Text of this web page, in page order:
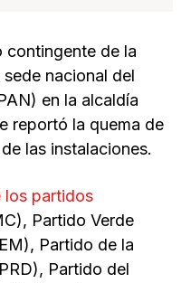
contingente de la
nacional del
en la alcaldía
reportó la quema de
las instalaciones.
los partidos
Partido Verde
Partido de la
Partido del